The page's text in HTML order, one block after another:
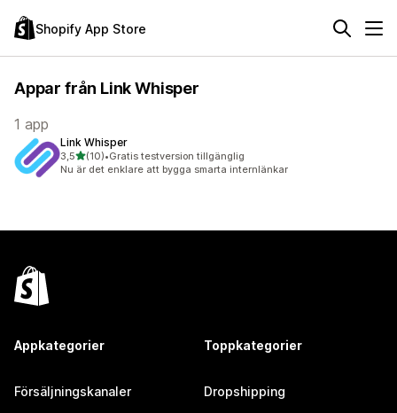
Shopify App Store
Appar från Link Whisper
1 app
Link Whisper
3,5av 5 stjärnor
(10)
10 recensioner totalt
•Gratis testversion tillgänglig
Nu är det enklare att bygga smarta internlänkar
Appkategorier
Försäljningskanaler
Toppkategorier
Dropshipping